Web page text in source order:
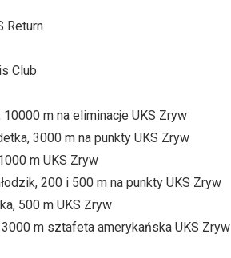
Return
Club
m na eliminacje UKS Zryw
3000 m na punkty UKS Zryw
m UKS Zryw
200 i 500 m na punkty UKS Zryw
500 m UKS Zryw
m sztafeta amerykańska UKS Zryw